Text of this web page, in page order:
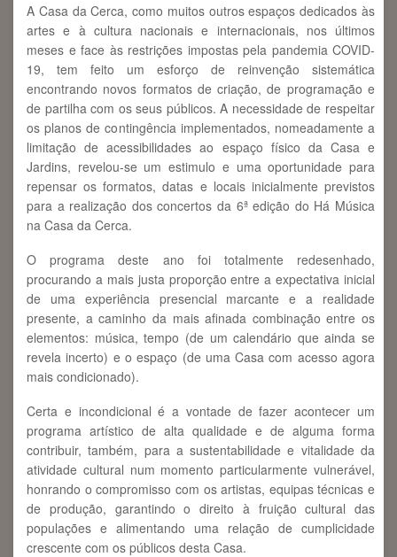
A Casa da Cerca, como muitos outros espaços dedicados às
artes e à cultura nacionais e internacionais, nos últimos
meses e face às restrições impostas pela pandemia COVID-
19, tem feito um esforço de reinvenção sistemática
encontrando novos formatos de criação, de programação e
de partilha com os seus públicos. A necessidade de respeitar
os planos de contingência implementados, nomeadamente a
limitação de acessibilidades ao espaço físico da Casa e
Jardins, revelou-se um estimulo e uma oportunidade para
repensar os formatos, datas e locais inicialmente previstos
para a realização dos concertos da 6ª edição do Há Música
na Casa da Cerca.
O programa deste ano foi totalmente redesenhado,
procurando a mais justa proporção entre a expectativa inicial
de uma experiência presencial marcante e a realidade
presente, a caminho da mais afinada combinação entre os
elementos: música, tempo (de um calendário que ainda se
revela incerto) e o espaço (de uma Casa com acesso agora
mais condicionado).
Certa e incondicional é a vontade de fazer acontecer um
programa artístico de alta qualidade e de alguma forma
contribuir, também, para a sustentabilidade e vitalidade da
atividade cultural num momento particularmente vulnerável,
honrando o compromisso com os artistas, equipas técnicas e
de produção, garantindo o direito à fruição cultural das
populações e alimentando uma relação de cumplicidade
crescente com os públicos desta Casa.